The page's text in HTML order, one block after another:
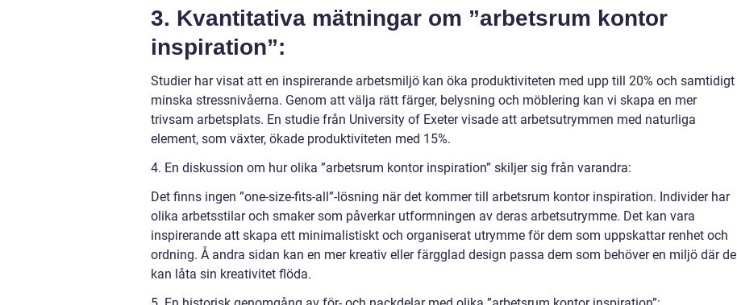
3. Kvantitativa mätningar om ”arbetsrum kontor
inspiration”:
Studier har visat att en inspirerande arbetsmiljö kan öka produktiviteten med upp till 20% och samtidigt
minska stressnivåerna. Genom att välja rätt färger, belysning och möblering kan vi skapa en mer
trivsam arbetsplats. En studie från University of Exeter visade att arbetsutrymmen med naturliga
element, som växter, ökade produktiviteten med 15%.
4. En diskussion om hur olika ”arbetsrum kontor inspiration” skiljer sig från varandra:
Det finns ingen ”one-size-fits-all”-lösning när det kommer till arbetsrum kontor inspiration. Individer har
olika arbetsstilar och smaker som påverkar utformningen av deras arbetsutrymme. Det kan vara
inspirerande att skapa ett minimalistiskt och organiserat utrymme för dem som uppskattar renhet och
ordning. Å andra sidan kan en mer kreativ eller färgglad design passa dem som behöver en miljö där de
kan låta sin kreativitet flöda.